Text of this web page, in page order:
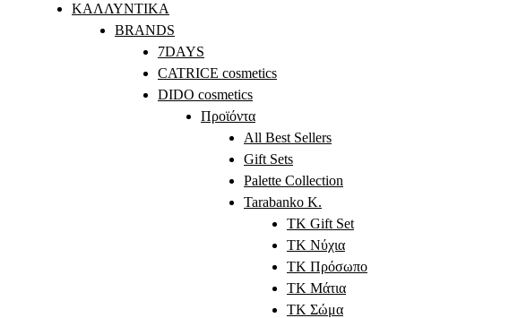
ΚΑΛΛΥΝΤΙΚΑ
BRANDS
7DAYS
CATRICE cosmetics
DIDO cosmetics
Προϊόντα
All Best Sellers
Gift Sets
Palette Collection
Tarabanko K.
TK Gift Set
TK Νύχια
TK Πρόσωπο
ΤΚ Μάτια
ΤΚ Σώμα